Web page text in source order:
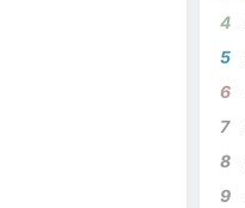
4
5
6
7
8
9